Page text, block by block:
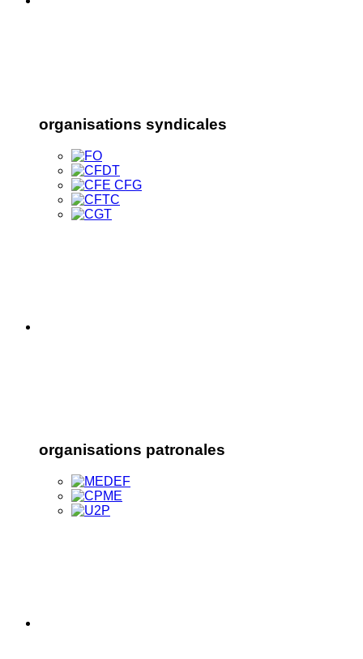
organisations syndicales
organisations patronales